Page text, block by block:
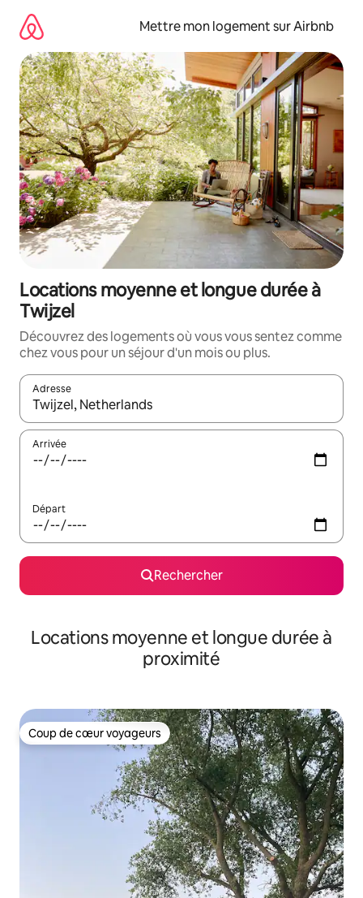
directement
contenu
Mettre mon logement sur Airbnb
Locations moyenne et longue durée à
Twijzel
Découvrez des logements où vous vous sentez comme
chez vous pour un séjour d'un mois ou plus.
Adresse
Lorsque les résultats s'affichent, utilisez les flèches vers le
Arrivée
Départ
Rechercher
Locations moyenne et longue durée à
proximité
Coup de cœur voyageurs
Coup de cœur voyageurs